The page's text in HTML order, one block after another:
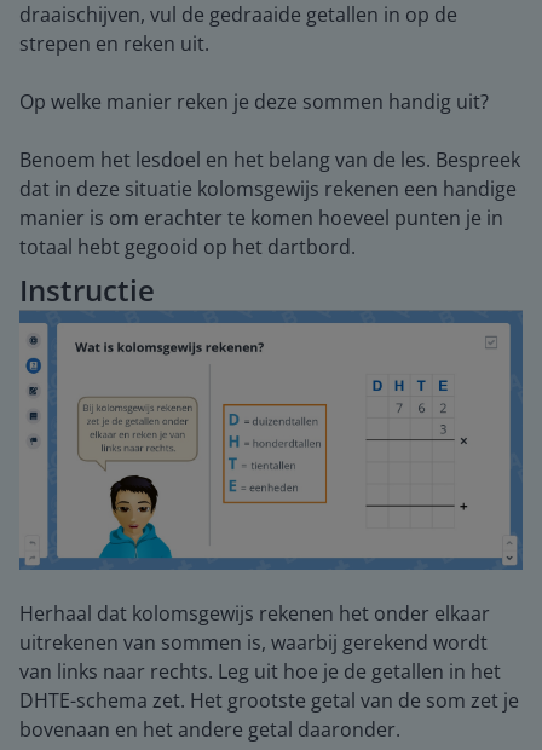
draaischijven, vul de gedraaide getallen in op de
strepen en reken uit.
Op welke manier reken je deze sommen handig uit?
Benoem het lesdoel en het belang van de les. Bespreek
dat in deze situatie kolomsgewijs rekenen een handige
manier is om erachter te komen hoeveel punten je in
totaal hebt gegooid op het dartbord.
Instructie
Herhaal dat kolomsgewijs rekenen het onder elkaar
uitrekenen van sommen is, waarbij gerekend wordt
van links naar rechts. Leg uit hoe je de getallen in het
DHTE-schema zet. Het grootste getal van de som zet je
bovenaan en het andere getal daaronder.